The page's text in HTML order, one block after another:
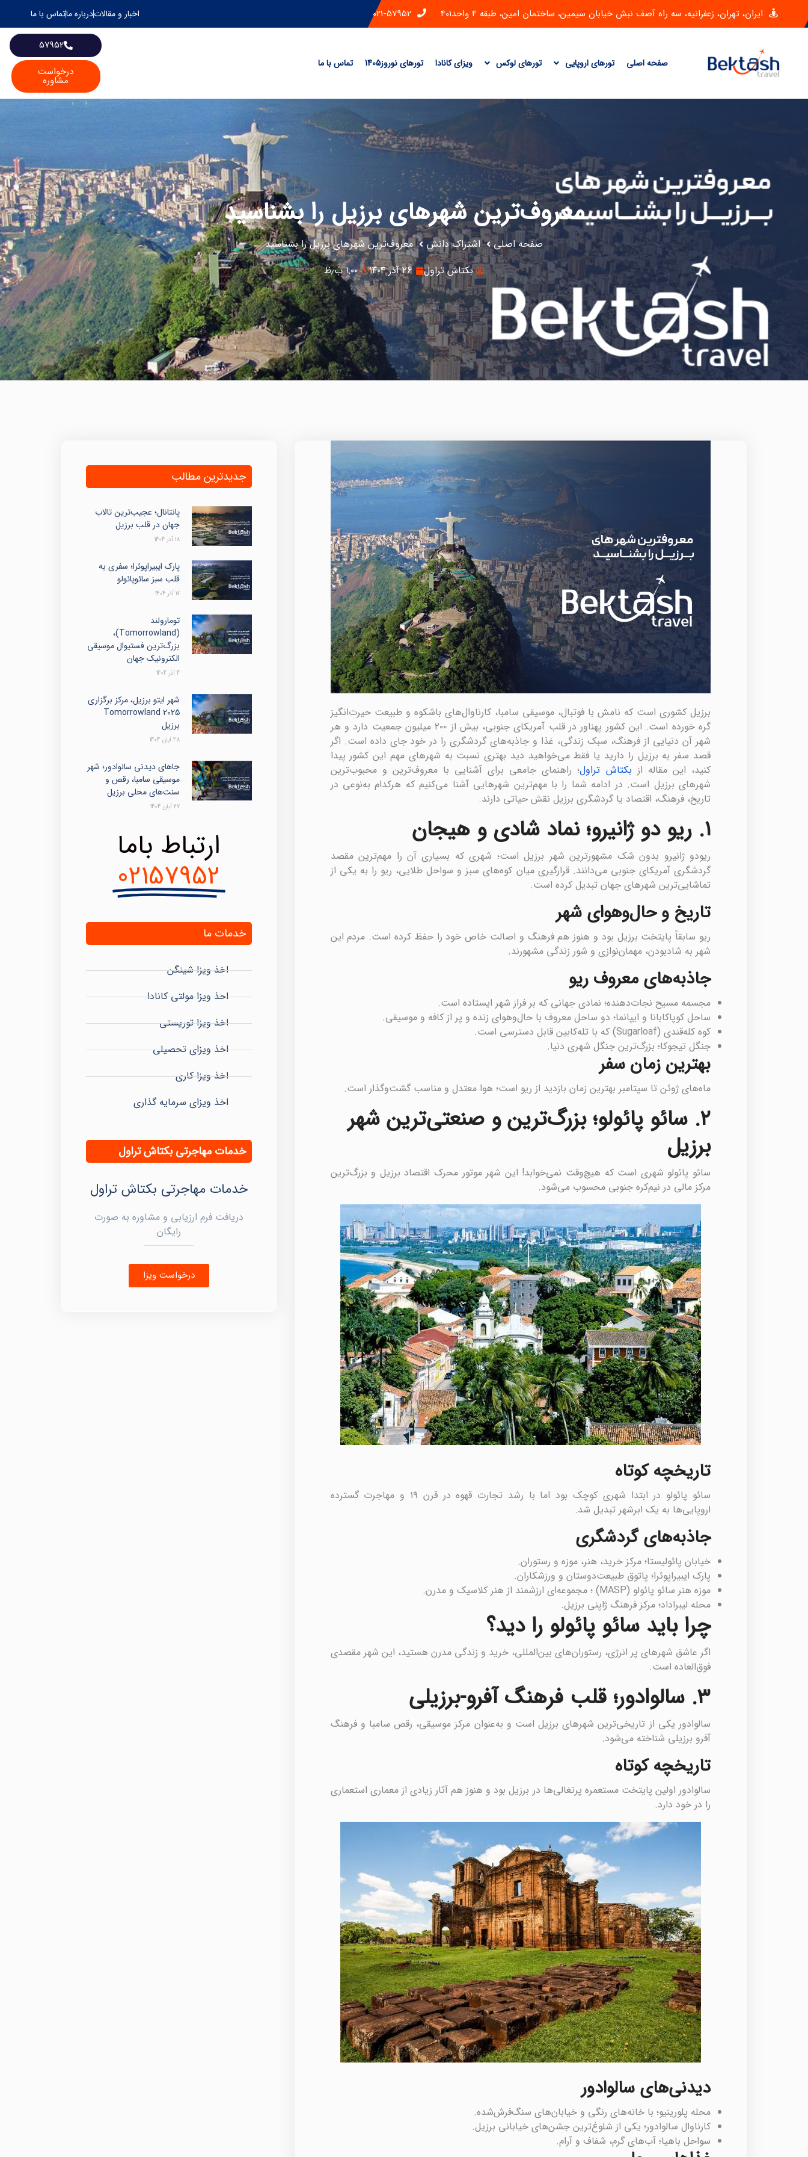
ایران، تهران، زعفرانیه، سه راه آصف نبش خیابان سیمین، ساختمان امین، طبقه 4 واحد401 021-57952 اخبار و مقالاتدرباره ماتماس با ما
صفحه اصلی تورهای اروپایی تورهای لوکس ویزای کانادا تورهای نوروز1405 تماس با ما
57952
درخواست
مشاوره
معروف‌ترین شهرهای برزیل را بشناسید
صفحه اصلی اشتراک دانش
معروف‌ترین شهرهای برزیل را بشناسید
بکتاش تراول
۲۶ آذر ۱۴۰۴ ۱:۰۰ ب٫ظ
برزیل کشوری است که نامش با فوتبال، موسیقی سامبا، کارناوال‌های باشکوه و طبیعت حیرت‌انگیز
گره خورده است. این کشور پهناور در قلب آمریکای جنوبی، بیش از ۲۰۰ میلیون جمعیت دارد و هر
شهر آن دنیایی از فرهنگ، سبک زندگی، غذا و جاذبه‌های گردشگری را در خود جای داده است. اگر
قصد سفر به برزیل را دارید یا فقط می‌خواهید دید بهتری نسبت به شهرهای مهم این کشور پیدا
کنید، این مقاله از بکتاش تراول؛ راهنمای جامعی برای آشنایی با معروف‌ترین و محبوب‌ترین
شهرهای برزیل است. در ادامه شما را با مهم‌ترین شهرهایی آشنا می‌کنیم که هرکدام به‌نوعی در
تاریخ، فرهنگ، اقتصاد یا گردشگری برزیل نقش حیاتی دارند.
۱. ریو دو ژانیرو؛ نماد شادی و هیجان
ریودو ژانیرو بدون شک مشهورترین شهر برزیل است؛ شهری که بسیاری آن را مهم‌ترین مقصد
گردشگری آمریکای جنوبی می‌دانند. قرارگیری میان کوه‌های سبز و سواحل طلایی، ریو را به یکی از
تماشایی‌ترین شهرهای جهان تبدیل کرده است.
تاریخ و حال‌وهوای شهر
ریو سابقاً پایتخت برزیل بود و هنوز هم فرهنگ و اصالت خاص خود را حفظ کرده است. مردم این
شهر به شادبودن، مهمان‌نوازی و شور زندگی مشهورند.
جاذبه‌های معروف ریو
مجسمه مسیح نجات‌دهنده؛ نمادی جهانی که بر فراز شهر ایستاده است.
ساحل کوپاکابانا و ایپانما؛ دو ساحل معروف با حال‌وهوای زنده و پر از کافه و موسیقی.
کوه کله‌قندی (Sugarloaf) که با تله‌کابین قابل دسترسی است.
جنگل تیجوکا؛ بزرگ‌ترین جنگل شهری دنیا.
بهترین زمان سفر
ماه‌های ژوئن تا سپتامبر بهترین زمان بازدید از ریو است؛ هوا معتدل و مناسب گشت‌وگذار است.
۲. سائو پائولو؛ بزرگ‌ترین و صنعتی‌ترین شهر
برزیل
سائو پائولو شهری است که هیچ‌وقت نمی‌خوابد! این شهر موتور محرک اقتصاد برزیل و بزرگ‌ترین
مرکز مالی در نیم‌کره جنوبی محسوب می‌شود.
تاریخچه کوتاه
سائو پائولو در ابتدا شهری کوچک بود اما با رشد تجارت قهوه در قرن ۱۹ و مهاجرت گسترده
اروپایی‌ها به یک ابرشهر تبدیل شد.
جاذبه‌های گردشگری
خیابان پائولیستا؛ مرکز خرید، هنر، موزه و رستوران.
پارک ایبیراپوئرا؛ پاتوق طبیعت‌دوستان و ورزشکاران.
موزه هنر سائو پائولو (MASP) ؛ مجموعه‌ای ارزشمند از هنر کلاسیک و مدرن.
محله لیبراداد؛ مرکز فرهنگ ژاپنی برزیل.
چرا باید سائو پائولو را دید؟
اگر عاشق شهرهای پر انرژی، رستوران‌های بین‌المللی، خرید و زندگی مدرن هستید، این شهر مقصدی
فوق‌العاده است.
۳. سالوادور؛ قلب فرهنگ آفرو-برزیلی
سالوادور یکی از تاریخی‌ترین شهرهای برزیل است و به‌عنوان مرکز موسیقی، رقص سامبا و فرهنگ
آفرو برزیلی شناخته می‌شود.
تاریخچه کوتاه
سالوادور اولین پایتخت مستعمره پرتغالی‌ها در برزیل بود و هنوز هم آثار زیادی از معماری استعماری
را در خود دارد.
دیدنی‌های سالوادور
محله پلو‌رینیو؛ با خانه‌های رنگی و خیابان‌های سنگ‌فرش‌شده.
کارناوال سالوادور؛ یکی از شلوغ‌ترین جشن‌های خیابانی برزیل.
سواحل باهیا؛ آب‌های گرم، شفاف و آرام.
جدیدترین مطالب
پانتانال؛ عجیب‌ترین تالاب
جهان در قلب برزیل
18 آذر 1404
پارک ایبیراپوئرا؛ سفری به
قلب سبز سائوپائولو
17 آذر 1404
تومارولند
(Tomorrowland)،
بزرگ‌ترین فستیوال موسیقی
الکترونیک جهان
4 آذر 1404
شهر ایتو برزیل، مرکز برگزاری
Tomorrowland 2025
برزیل
28 آبان 1404
جاهای دیدنی سالوادور؛ شهر
موسیقی سامبا، رقص و
سنت‌های محلی برزیل
27 آبان 1404
ارتباط باما
02157952
خدمات ما
اخذ ویزا شینگن
احذ ویزا مولتی کانادا
اخذ ویزا توریستی
اخذ ویزای تحصیلی
اخذ ویزا کاری
اخذ ویزای سرمایه گذاری
خدمات مهاجرتی بکتاش تراول
خدمات مهاجرتی بکتاش تراول
دریافت فرم ارزیابی و مشاوره به صورت
رایگان
درخواست ویزا